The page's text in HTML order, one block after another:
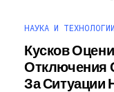
НАУКА И ТЕХНОЛОГИИ
Кусков
Отключения
За Ситуации